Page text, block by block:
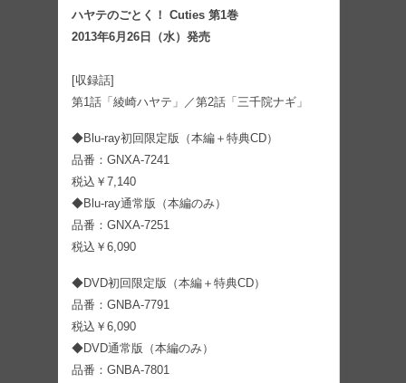
ハヤテのごとく！ Cuties 第1巻
2013年6月26日（水）発売
[収録話]
第1話「綾崎ハヤテ」／第2話「三千院ナギ」
◆Blu-ray初回限定版（本編＋特典CD）
品番：GNXA-7241
税込￥7,140
◆Blu-ray通常版（本編のみ）
品番：GNXA-7251
税込￥6,090
◆DVD初回限定版（本編＋特典CD）
品番：GNBA-7791
税込￥6,090
◆DVD通常版（本編のみ）
品番：GNBA-7801